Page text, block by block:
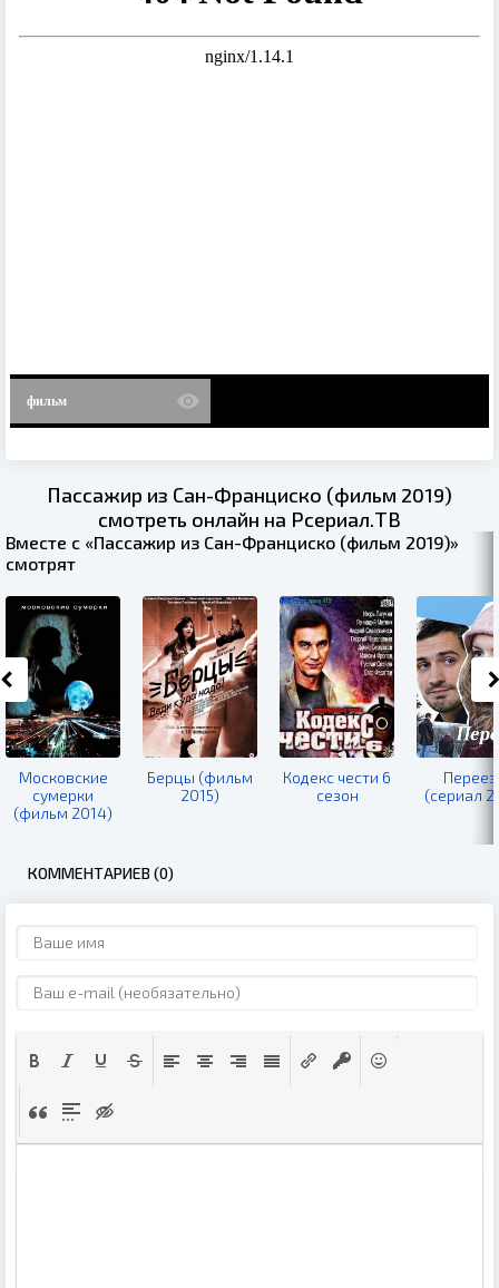
фильм
Пассажир из Сан-Франциско (фильм 2019)
смотреть онлайн на Рсериал.ТВ
Вместе с «Пассажир из Сан-Франциско (фильм 2019)»
смотрят
Московские
сумерки
(фильм 2014)
Берцы (фильм
2015)
Кодекс чести 6
сезон
(сериал
КОММЕНТАРИЕВ (0)